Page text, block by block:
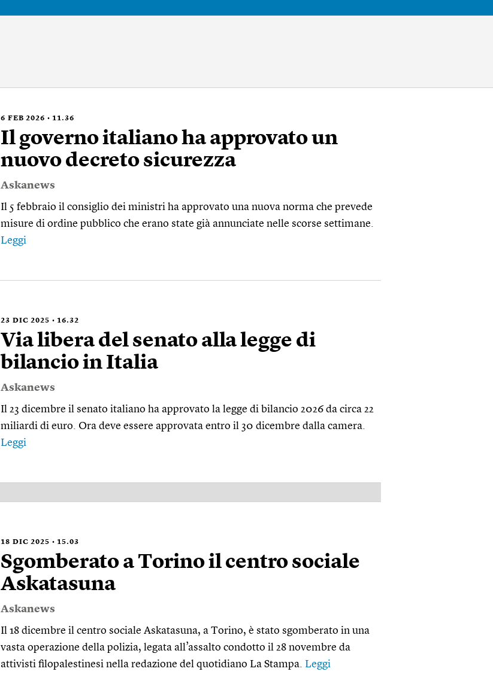
6 FEB 2026 11.36
Il governo italiano ha approvato un
nuovo decreto sicurezza
Askanews
Il 5 febbraio il consiglio dei ministri ha approvato una nuova norma che prevede
misure di ordine pubblico che erano state già annunciate nelle scorse settimane.
Leggi
23 DIC 2025 16.32
Via libera del senato alla legge di
bilancio in Italia
Askanews
Il 23 dicembre il senato italiano ha approvato la legge di bilancio 2026 da circa 22
miliardi di euro. Ora deve essere approvata entro il 30 dicembre dalla camera.
Leggi
18 DIC 2025 15.03
Sgomberato a Torino il centro sociale
Askatasuna
Askanews
Il 18 dicembre il centro sociale Askatasuna, a Torino, è stato sgomberato in una
vasta operazione della polizia, legata all’assalto condotto il 28 novembre da
attivisti filopalestinesi nella redazione del quotidiano La Stampa. Leggi